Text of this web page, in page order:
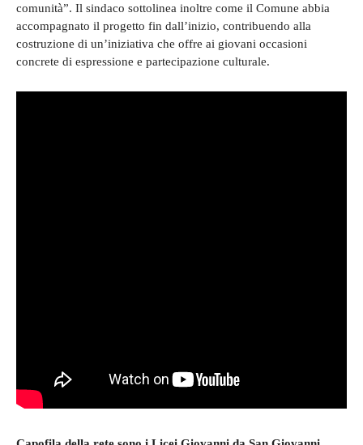
comunità”. Il sindaco sottolinea inoltre come il Comune abbia
accompagnato il progetto fin dall’inizio, contribuendo alla
costruzione di un’iniziativa che offre ai giovani occasioni
concrete di espressione e partecipazione culturale.